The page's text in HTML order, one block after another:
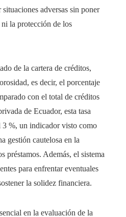
adversas sin poner
ni la protección de los
de la cartera de créditos,
es decir, el porcentaje
con el total de créditos
de Ecuador, esta tasa
3 %, un indicador visto como
gestión cautelosa en la
préstamos. Además, el sistema
para enfrentar eventuales
la solidez financiera.
en la evaluación de la